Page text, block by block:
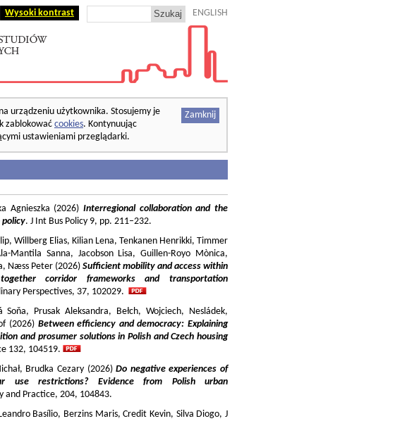
Wysoki kontrast ENGLISH
Zamknij
urządzeniu użytkownika. Stosujemy je
zablokowaćcookies. Kontynuując
ustawieniami przeglądarki.
Agnieszka (2026) Interregional collaboration and the
policy. J Int Bus Policy 9, pp. 211–232.
Willberg Elias, Kilian Lena, Tenkanen Henrikki, Timmer
Mantila Sanna, Jacobson Lisa, Guillen-Royo Mònica,
Næss Peter (2026) Sufficient mobility and access within
corridor frameworks and transportation
Perspectives, 37, 102029.
Prusak Aleksandra, Bełch, Wojciech, Nesládek,
(2026) Between efficiency and democracy: Explaining
and prosumer solutions in Polish and Czech housing
132, 104519.
Brudka Cezary (2026)Do negative experiences of
use restrictions? Evidence from Polish urban
and Practice, 204, 104843.
Basílio, Berzins Maris, Credit Kevin, Silva Diogo, J